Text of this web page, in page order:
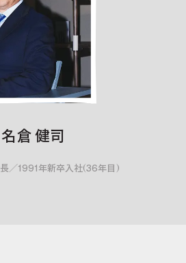
名倉 健司
／1991年新卒入社(36年目)